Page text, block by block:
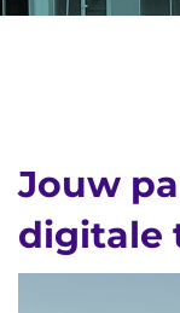
Jouw
digitale